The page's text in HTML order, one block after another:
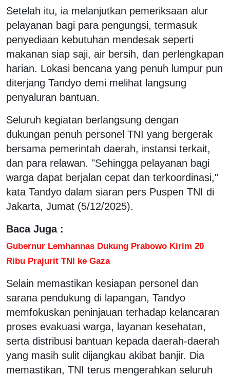
Setelah itu, ia melanjutkan pemeriksaan alur
pelayanan bagi para pengungsi, termasuk
penyediaan kebutuhan mendesak seperti
makanan siap saji, air bersih, dan perlengkapan
harian. Lokasi bencana yang penuh lumpur pun
diterjang Tandyo demi melihat langsung
penyaluran bantuan.
Seluruh kegiatan berlangsung dengan
dukungan penuh personel TNI yang bergerak
bersama pemerintah daerah, instansi terkait,
dan para relawan. "Sehingga pelayanan bagi
warga dapat berjalan cepat dan terkoordinasi,"
kata Tandyo dalam siaran pers Puspen TNI di
Jakarta, Jumat (5/12/2025).
Baca Juga :
Gubernur Lemhannas Dukung Prabowo Kirim 20
Ribu Prajurit TNI ke Gaza
Selain memastikan kesiapan personel dan
sarana pendukung di lapangan, Tandyo
memfokuskan peninjauan terhadap kelancaran
proses evakuasi warga, layanan kesehatan,
serta distribusi bantuan kepada daerah-daerah
yang masih sulit dijangkau akibat banjir. Dia
memastikan, TNI terus mengerahkan seluruh